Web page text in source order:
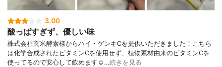
3.00
酸っぱすぎず、優しい味
株式会社玄米酵素様からハイ・ゲンキCを提供いただきました！こちら
は化学合成されたビタミンCを使用せず、植物素材由来のビタミンCを
使ってるので安心して飲めます☺︎…続きを見る